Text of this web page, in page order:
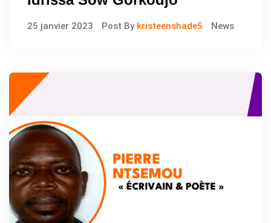
25 janvier 2023 Post By kristeenshade5 News